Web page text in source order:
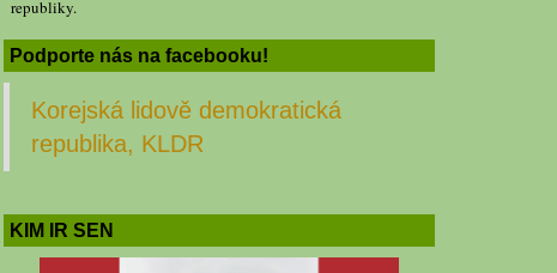
republiky.
Podporte nás na facebooku!
Korejská lidově demokratická
republika, KLDR
KIM IR SEN